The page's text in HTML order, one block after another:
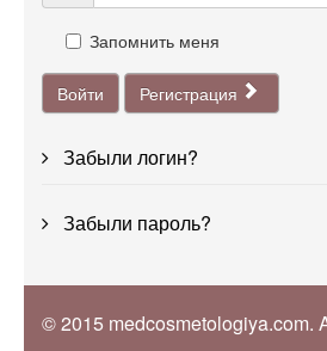
Запомнить меня
Войти Регистрация
Забыли логин?
Забыли пароль?
© 2015 medcosmetologiya.com.